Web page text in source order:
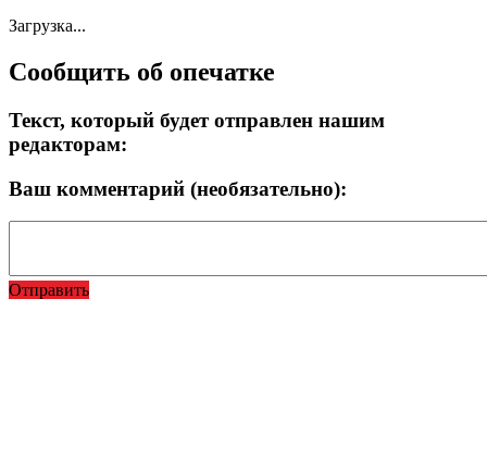
Загрузка...
Сообщить об опечатке
Текст, который будет отправлен нашим
редакторам:
Ваш комментарий (необязательно):
Отправить